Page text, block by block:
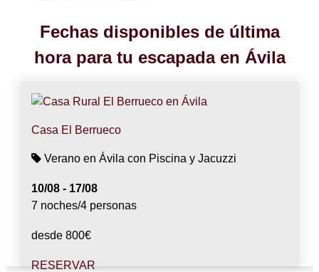
Fechas disponibles de última
hora para tu escapada en Ávila
Casa El Berrueco
Verano en Ávila con Piscina y Jacuzzi
10/08 - 17/08
7 noches/4 personas
desde 800€
RESERVAR